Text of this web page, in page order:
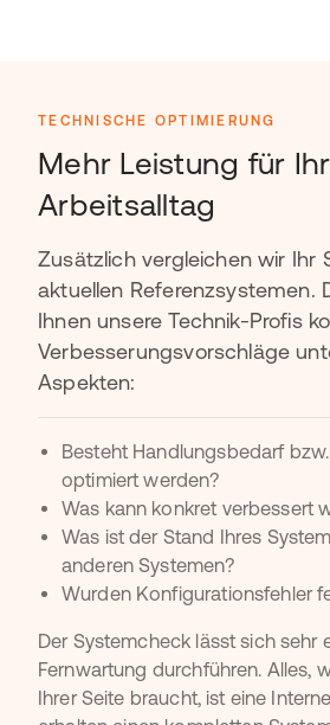
TECHNISCHE OPTIMIERUNG
Mehr Leistung für
Arbeitsalltag
Zusätzlich vergleichen wir Ihr
aktuellen Referenzsystemen.
Ihnen unsere Technik-Profis
Verbesserungsvorschläge
Aspekten:
Besteht Handlungsbedarf
optimiert werden?
Was kann konkret verbessert
Was ist der Stand Ihres
anderen Systemen?
Wurden Konfigurationsfehler
Der Systemcheck lässt sich sehr
Fernwartung durchführen. Alles,
Ihrer Seite braucht, ist eine